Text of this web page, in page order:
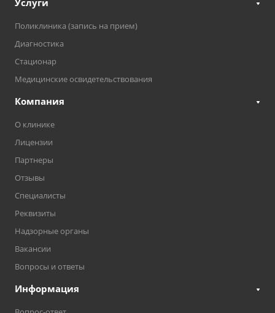
Услуги
Поликлиника (запись на прием)
Диагностика
Стационар
Медицинские освидетельствования
Компания
О клинике
Лицензии
Партнеры
Отзывы
Специалисты
Реквизиты
Надзорные органы
Вакансии
Вопросы и ответы
Информация